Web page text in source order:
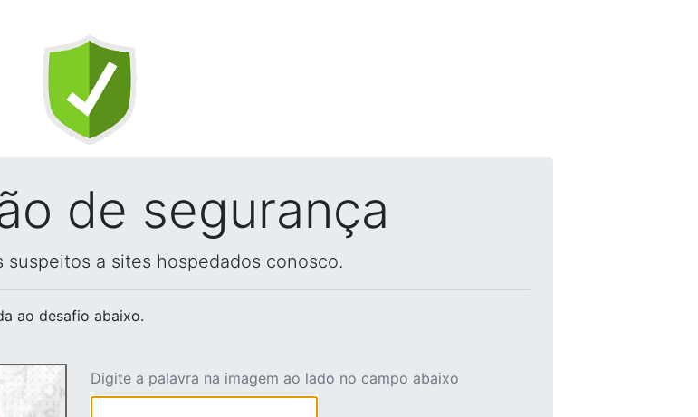
de segurança
a sites hospedados conosco.
ao desafio abaixo.
Digite a palavra na imagem ao lado no campo abaixo